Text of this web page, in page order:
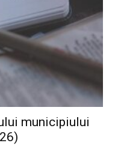
municipiului